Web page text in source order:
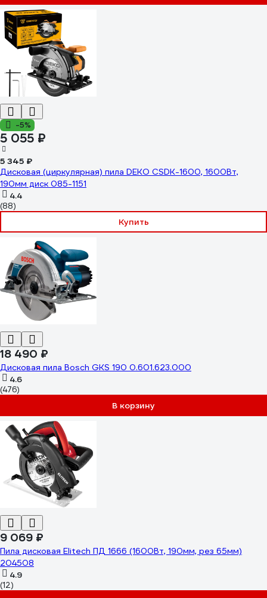
-5%
5 055 ₽
5 345 ₽
Дисковая (циркулярная) пила DEKO CSDK-1600, 1600Вт,
190мм диск 085-1151
4.4
(88)
Купить
18 490 ₽
Дисковая пила Bosch GKS 190 0.601.623.000
4.6
(476)
В корзину
9 069 ₽
Пила дисковая Elitech ПД 1666 (1600Вт, 190мм, рез 65мм)
204508
4.9
(12)